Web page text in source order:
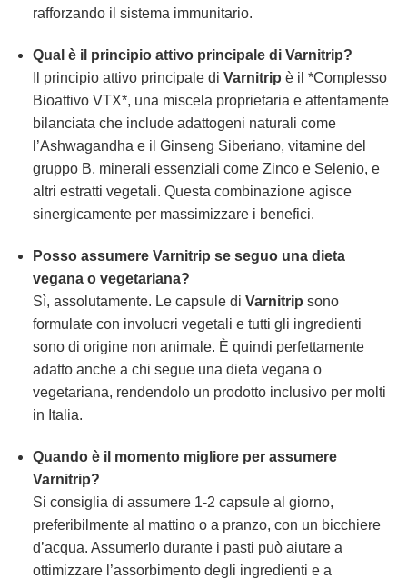
rafforzando il sistema immunitario.
Qual è il principio attivo principale di Varnitrip?
Il principio attivo principale di Varnitrip è il *Complesso
Bioattivo VTX*, una miscela proprietaria e attentamente
bilanciata che include adattogeni naturali come
l’Ashwagandha e il Ginseng Siberiano, vitamine del
gruppo B, minerali essenziali come Zinco e Selenio, e
altri estratti vegetali. Questa combinazione agisce
sinergicamente per massimizzare i benefici.
Posso assumere Varnitrip se seguo una dieta
vegana o vegetariana?
Sì, assolutamente. Le capsule di Varnitrip sono
formulate con involucri vegetali e tutti gli ingredienti
sono di origine non animale. È quindi perfettamente
adatto anche a chi segue una dieta vegana o
vegetariana, rendendolo un prodotto inclusivo per molti
in Italia.
Quando è il momento migliore per assumere
Varnitrip?
Si consiglia di assumere 1-2 capsule al giorno,
preferibilmente al mattino o a pranzo, con un bicchiere
d’acqua. Assumerlo durante i pasti può aiutare a
ottimizzare l’assorbimento degli ingredienti e a